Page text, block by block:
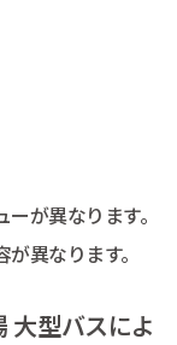
が異なります。
異なります。
大型バスによ